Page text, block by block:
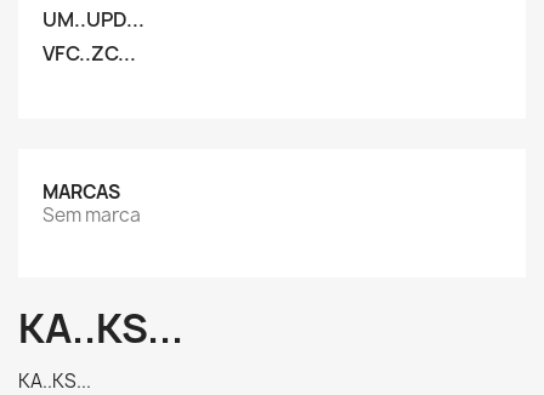
UM..UPD...
VFC..ZC...
MARCAS
Sem marca
KA..KS...
KA..KS...